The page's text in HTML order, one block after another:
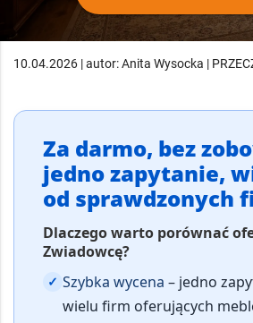
10.04.2026 | autor: Anita Wysocka |
Za darmo, bez
jedno zapytanie,
od sprawdzonych
Dlaczego warto porównać
Zwiadowcę?
✓ Szybka wycena – jedno
wielu firm oferujących